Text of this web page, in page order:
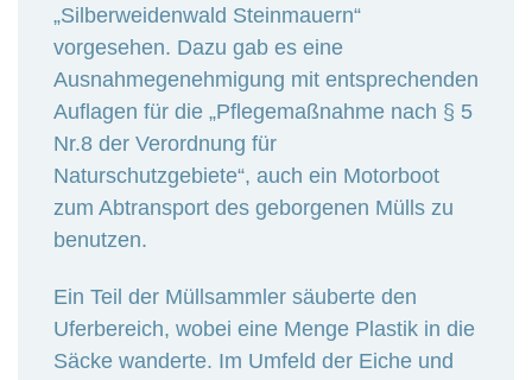
„Silberweidenwald Steinmauern“
vorgesehen. Dazu gab es eine
Ausnahmegenehmigung mit entsprechenden
Auflagen für die „Pflegemaßnahme nach § 5
Nr.8 der Verordnung für
Naturschutzgebiete“, auch ein Motorboot
zum Abtransport des geborgenen Mülls zu
benutzen.
Ein Teil der Müllsammler säuberte den
Uferbereich, wobei eine Menge Plastik in die
Säcke wanderte. Im Umfeld der Eiche und